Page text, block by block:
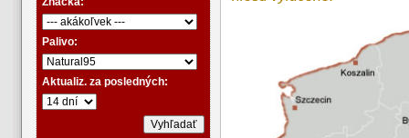
Palivo:
Aktualiz. za posledných: